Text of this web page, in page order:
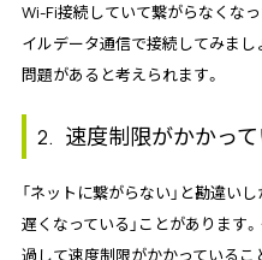
Wi-Fi接続していて繋がらなくな
イルデータ通信で接続してみまし
問題があると考えられます。
2. 速度制限がかかって
「ネットに繋がらない」と勘違い
遅くなっている」ことがあります
過して速度制限がかかっているこ